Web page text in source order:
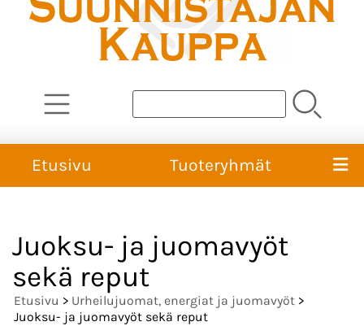
Etusivu Tuoteryhmät
Juoksu- ja juomavyöt
sekä reput
Etusivu > Urheilujuomat, energiat ja juomavyöt >
Juoksu- ja juomavyöt sekä reput